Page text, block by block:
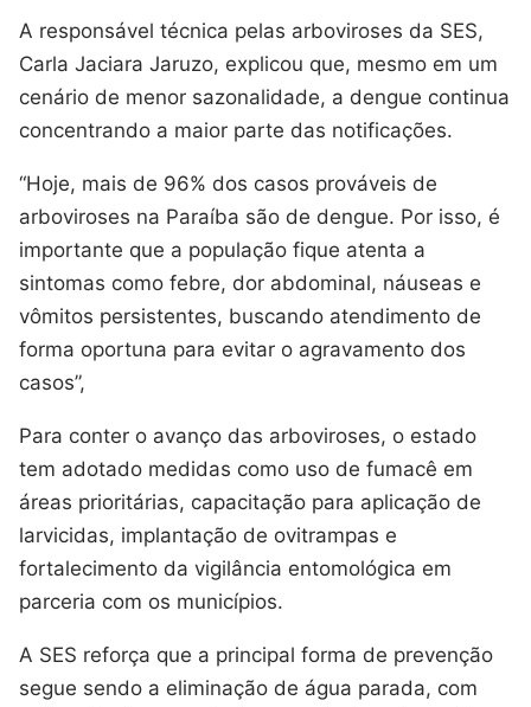
A responsável técnica pelas arboviroses da SES,
Carla Jaciara Jaruzo, explicou que, mesmo em um
cenário de menor sazonalidade, a dengue continua
concentrando a maior parte das notificações.
“Hoje, mais de 96% dos casos prováveis de
arboviroses na Paraíba são de dengue. Por isso, é
importante que a população fique atenta a
sintomas como febre, dor abdominal, náuseas e
vômitos persistentes, buscando atendimento de
forma oportuna para evitar o agravamento dos
casos”,
Para conter o avanço das arboviroses, o estado
tem adotado medidas como uso de fumacê em
áreas prioritárias, capacitação para aplicação de
larvicidas, implantação de ovitrampas e
fortalecimento da vigilância entomológica em
parceria com os municípios.
A SES reforça que a principal forma de prevenção
segue sendo a eliminação de água parada, com